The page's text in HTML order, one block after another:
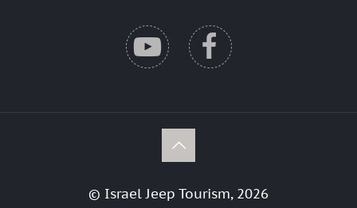
© Israel Jeep Tourism, 2026